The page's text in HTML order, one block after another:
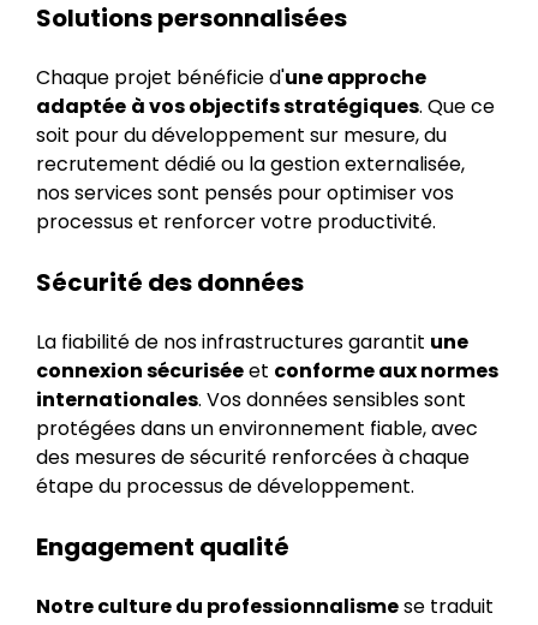
Solutions personnalisées
Chaque projet bénéficie d'une approche
adaptée à vos objectifs stratégiques. Que ce
soit pour du développement sur mesure, du
recrutement dédié ou la gestion externalisée,
nos services sont pensés pour optimiser vos
processus et renforcer votre productivité.
Sécurité des données
La fiabilité de nos infrastructures garantit une
connexion sécuriséeet conforme aux normes
internationales. Vos données sensibles sont
protégées dans un environnement fiable, avec
des mesures de sécurité renforcées à chaque
étape du processus de développement.
Engagement qualité
Notre culture du professionnalismese traduit